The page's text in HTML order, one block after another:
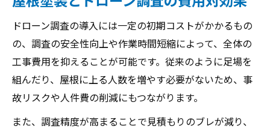
ドローン調査の導入には一定の初期コストがかかるもの
の、調査の安全性向上や作業時間短縮によって、全体の
工事費用を抑えることが可能です。従来のように足場を
組んだり、屋根に上る人数を増やす必要がないため、事
故リスクや人件費の削減にもつながります。
また、調査精度が高まることで見積もりのブレが減り、